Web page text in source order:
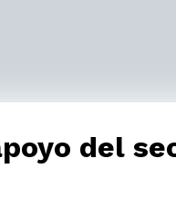
del